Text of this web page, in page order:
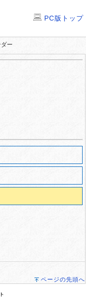
PC版トップ
ー
ページの先頭へ